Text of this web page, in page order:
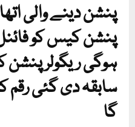
پنشن دینے والی
پنشن کیس کو
ہوگی ریگولر پنشن
سابقہ دی گئی
گا